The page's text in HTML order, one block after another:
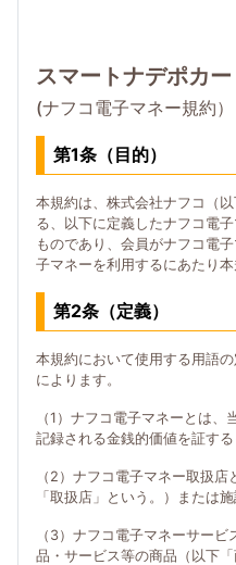
スマートナデポカ
(ナフコ電子マネー規約）
第1条（目的）
本規約は、株式会社ナフコ（
る、以下に定義したナフコ電
ものであり、会員がナフコ電
子マネーを利用するにあたり本
第2条（定義）
本規約において使用する用語
によります。
（1）ナフコ電子マネーとは
記録される金銭的価値を証する
（2）ナフコ電子マネー取扱
「取扱店」という。）または施
（3）ナフコ電子マネーサー
品・サービス等の商品（以下